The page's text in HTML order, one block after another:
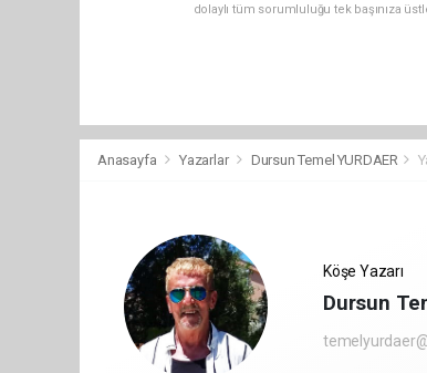
dolaylı tüm sorumluluğu tek başınıza
Anasayfa Yazarlar Dursun Temel YURDAER
Köşe Yazarı
Dursun